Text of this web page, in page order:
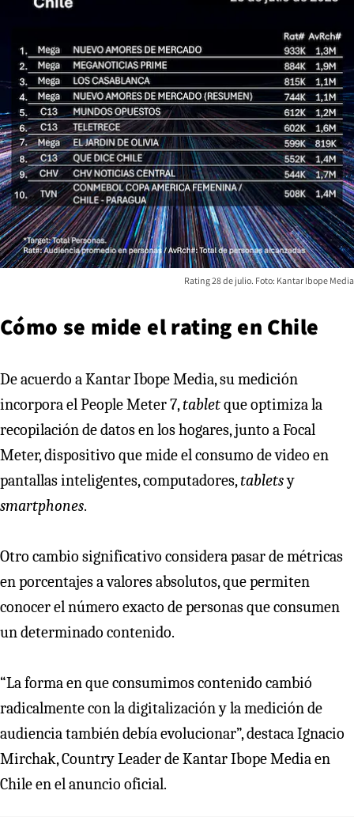
Rating 28 de julio. Foto: Kantar Ibope Media
Cómo se mide el rating en Chile
De acuerdo a Kantar Ibope Media, su medición
incorpora el People Meter 7,tabletque optimiza la
recopilación de datos en los hogares, junto a Focal
Meter, dispositivo que mide el consumo de video en
pantallas inteligentes, computadores,tabletsy
smartphones.
Otro cambio significativo considera pasar de métricas
en porcentajes a valores absolutos, que permiten
conocer el número exacto de personas que consumen
un determinado contenido.
“La forma en que consumimos contenido cambió
radicalmente con la digitalización y la medición de
audiencia también debía evolucionar”, destaca Ignacio
Mirchak, Country Leader de Kantar Ibope Media en
Chile en el anuncio oficial.